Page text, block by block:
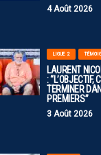
4 Août 2026
LIGUE 2
LAURENT
: “L’OBJECTIF,
TERMINER
PREMIERS”
3 Août 2026